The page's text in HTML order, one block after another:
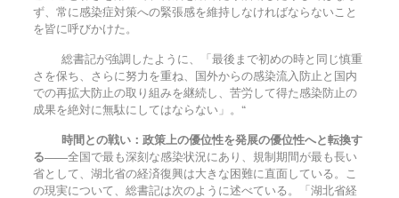
ず、常に感染症対策への緊張感を維持しなければならないこと
を皆に呼びかけた。
総書記が強調したように、「最後まで初めの時と同じ慎重
さを保ち、さらに努力を重ね、国外からの感染流入防止と国内
での再拡大防止の取り組みを継続し、苦労して得た感染防止の
成果を絶対に無駄にしてはならない」。“
時間との戦い：政策上の優位性を発展の優位性へと転換す
る――全国で最も深刻な感染状況にあり、規制期間が最も長い
省として、湖北省の経済復興は大きな困難に直面している。こ
の現実について、総書記は次のように述べている。「湖北省経